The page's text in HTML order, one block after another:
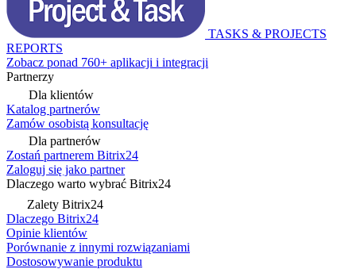
TASKS & PROJECTS
REPORTS
Zobacz ponad 760+ aplikacji i integracji
Partnerzy
Dla klientów
Katalog partnerów
Zamów osobistą konsultację
Dla partnerów
Zostań partnerem Bitrix24
Zaloguj się jako partner
Dlaczego warto wybrać Bitrix24
Zalety Bitrix24
Dlaczego Bitrix24
Opinie klientów
Porównanie z innymi rozwiązaniami
Dostosowywanie produktu